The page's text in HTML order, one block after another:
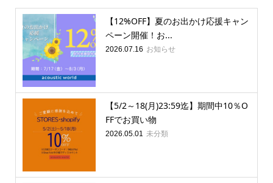
【12%OFF】夏のお出かけ応援キャン
ペーン開催！お...
2026.07.16 お知らせ
【5/2～18(月)23:59迄】期間中10％O
FFでお買い物
2026.05.01 未分類